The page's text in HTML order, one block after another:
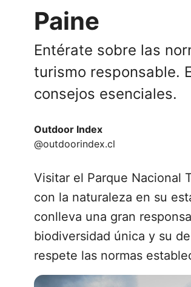
Paine
Entérate sobre las
turismo responsable.
consejos esenciales.
Outdoor Index
@outdoorindex.cl
Visitar el Parque Nacional
con la naturaleza en su
conlleva una gran
biodiversidad única y su
respete las normas